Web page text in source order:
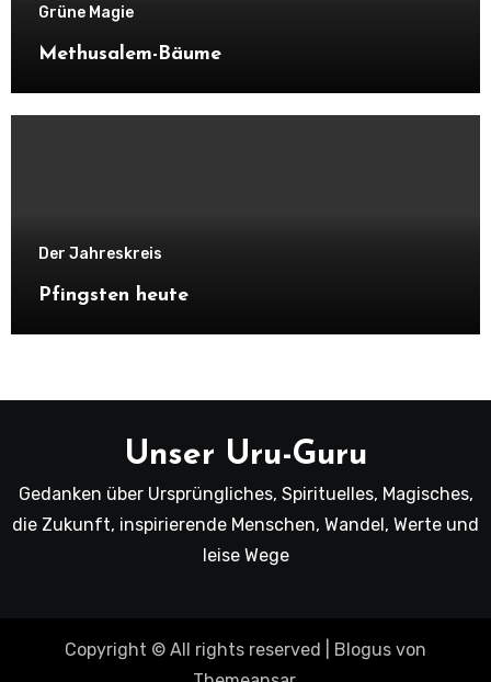
Grüne Magie
Methusalem-Bäume
Der Jahreskreis
Pfingsten heute
Unser Uru-Guru
Gedanken über Ursprüngliches, Spirituelles, Magisches,
die Zukunft, inspirierende Menschen, Wandel, Werte und
leise Wege
Copyright © All rights reserved Blogus von